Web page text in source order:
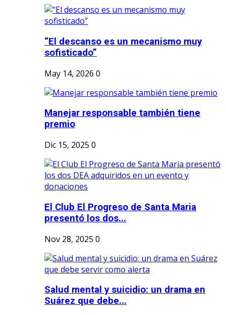
“El descanso es un mecanismo muy
sofisticado”
May 14, 2026 0
Manejar responsable también tiene
premio
Dic 15, 2025 0
El Club El Progreso de Santa Maria
presentó los dos...
Nov 28, 2025 0
Salud mental y suicidio: un drama en
Suárez que debe...